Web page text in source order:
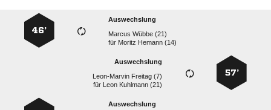
Auswechslung
  
für   
46’
57’
Auswechslung
  
für   
Auswechslung